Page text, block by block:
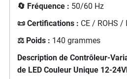
🔄 Fréquence : 50/60 Hz
📜 Certifications : CE / ROHS /
⚖️ Poids : 140 grammes
Description de Contrôleur-
de LED Couleur Unique 12-